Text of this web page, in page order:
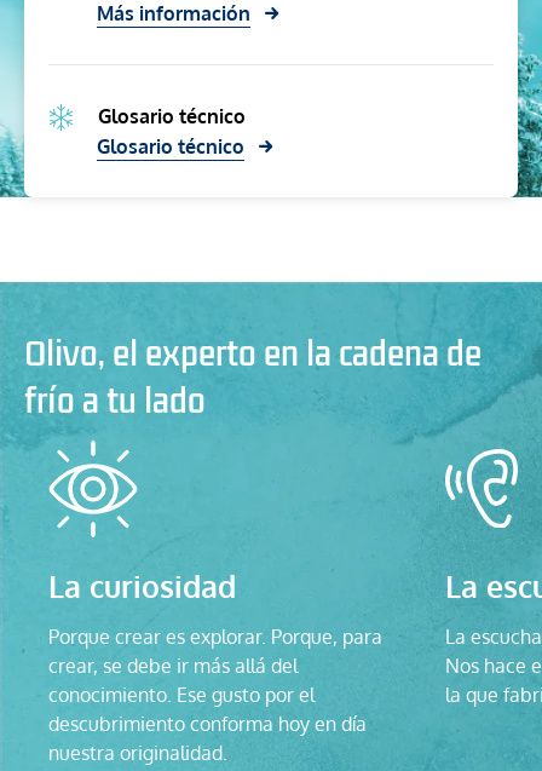
Más información
Glosario técnico
Glosario técnico
Olivo, el experto en la cadena de
frío a tu lado
La curiosidad
Porque crear es explorar. Porque, para
crear, se debe ir más allá del
conocimiento. Ese gusto por el
descubrimiento conforma hoy en día
nuestra originalidad.
La
La
Nos hace
la que